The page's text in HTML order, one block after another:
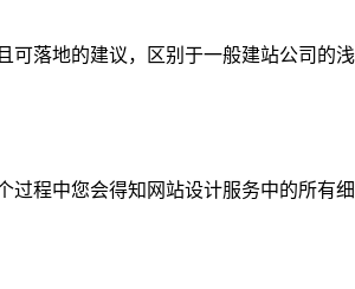
可落地的建议，区别于一般建站公司的
过程中您会得知网站设计服务中的所有